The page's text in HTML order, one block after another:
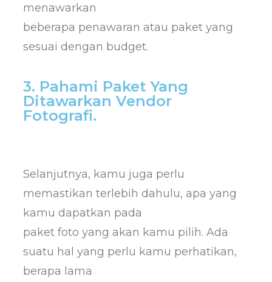
menawarkan
beberapa penawaran atau paket yang
sesuai dengan budget.
3. Pahami Paket Yang
Ditawarkan Vendor
Fotografi.
Selanjutnya, kamu juga perlu
memastikan terlebih dahulu, apa yang
kamu dapatkan pada
paket foto yang akan kamu pilih. Ada
suatu hal yang perlu kamu perhatikan,
berapa lama